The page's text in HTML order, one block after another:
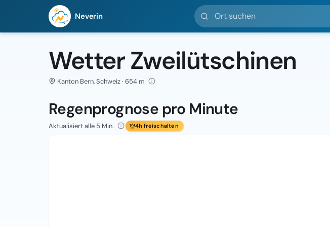
Neverin
Ort suchen
Wetter Zweilütschinen
Kanton Bern, Schweiz · 654 m
Regenprognose pro Minute
Aktualisiert alle 5 Min. 4h freischalten